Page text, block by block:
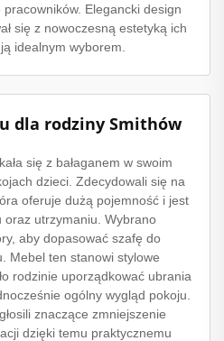
Elegancki design
się z nowoczesną estetyką ich
idealnym wyborem.
dla rodziny Smithów
się z bałaganem w swoim
dzieci. Zdecydowali się na
oferuje dużą pojemność i jest
oraz utrzymaniu. Wybrano
aby dopasować szafę do
Mebel ten stanowi stylowe
rodzinie uporządkować ubrania
ogólny wygląd pokoju.
znaczące zmniejszenie
dzięki temu praktycznemu